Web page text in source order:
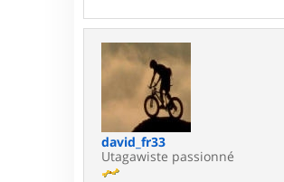
e
r
C
i
s
a
david_fr33
Utagawiste passionné